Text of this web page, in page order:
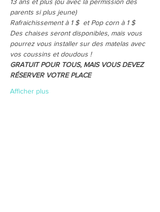
parents si plus jeune)
Rafraichissement à 1 $  et Pop corn à 1 $
Des chaises seront disponibles, mais vous
pourrez vous installer sur des matelas avec
vos coussins et doudous !
GRATUIT POUR TOUS, MAIS VOUS DEVEZ
RÉSERVER VOTRE PLACE
Afficher plus